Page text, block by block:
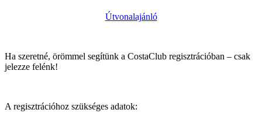
Útvonalajánló
Ha szeretné, örömmel segítünk a CostaClub regisztrációban – csak
jelezze felénk!
A regisztrációhoz szükséges adatok: